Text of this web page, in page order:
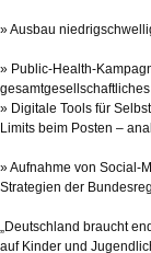
» Ausbau
» Public-Health-
» Digitale Tools für
Limits beim Posten –
» Aufnahme von Social-
Strategien der
„Deutschland braucht
auf Kinder und